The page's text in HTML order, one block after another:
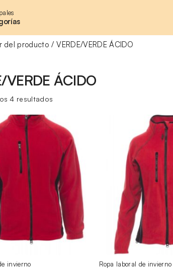
del producto VERDE/VERDE ÁCIDO
VERDE ÁCIDO
4 resultados
invierno Ropa laboral de invierno